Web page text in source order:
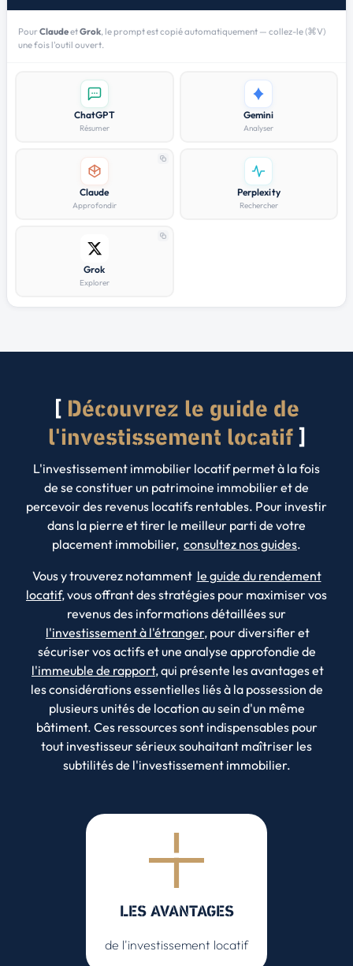
PourClaudeetGrok, le prompt est copié automatiquement — collez-le (⌘V)
une fois l'outil ouvert.
ChatGPT
Résumer
Gemini
Analyser
Claude
Approfondir
Perplexity
Rechercher
Grok
Explorer
Découvrez le guide de
l'investissement locatif
L'investissement immobilier locatif permet à la fois
de se constituer un patrimoine immobilier et de
percevoir des revenus locatifs rentables. Pour investir
dans la pierre et tirer le meilleur parti de votre
placement immobilier, consultez nos guides.
Vous y trouverez notamment le guide du rendement
locatif, vous offrant des stratégies pour maximiser vos
revenus des informations détaillées sur
l'investissement à l'étranger, pour diversifier et
sécuriser vos actifs et une analyse approfondie de
l'immeuble de rapport, qui présente les avantages et
les considérations essentielles liés à la possession de
plusieurs unités de location au sein d'un même
bâtiment. Ces ressources sont indispensables pour
tout investisseur sérieux souhaitant maîtriser les
subtilités de l'investissement immobilier.
LES AVANTAGES
de l'investissement locatif